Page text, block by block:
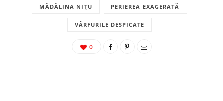
MĂDĂLINA NIȚU PERIEREA EXAGERATĂ
VÂRFURILE DESPICATE
0